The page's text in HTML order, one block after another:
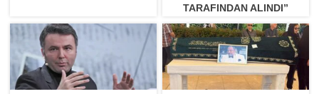
TARAFINDAN ALINDI”